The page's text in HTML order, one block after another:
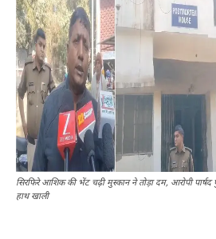
सिरफिरे आशिक की भेंट चढ़ी मुस्कान ने तोड़ा दम, आरोपी पार्षद
हाथ खाली